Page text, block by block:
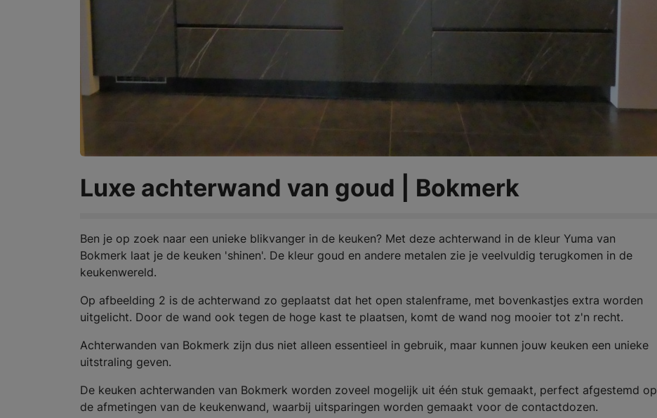
Luxe achterwand van goud | Bokmerk
Ben je op zoek naar een unieke blikvanger in de keuken? Met deze achterwand in de kleur Yuma van
Bokmerk laat je de keuken 'shinen'. De kleur goud en andere metalen zie je veelvuldig terugkomen in de
keukenwereld.
Op afbeelding 2 is de achterwand zo geplaatst dat het open stalenframe, met bovenkastjes extra worden
uitgelicht. Door de wand ook tegen de hoge kast te plaatsen, komt de wand nog mooier tot z'n recht.
Achterwanden van Bokmerk zijn dus niet alleen essentieel in gebruik, maar kunnen jouw keuken een unieke
uitstraling geven.
De keuken achterwanden van Bokmerk worden zoveel mogelijk uit één stuk gemaakt, perfect afgestemd op
de afmetingen van de keukenwand, waarbij uitsparingen worden gemaakt voor de contactdozen.